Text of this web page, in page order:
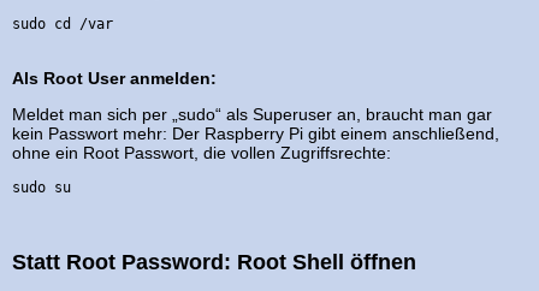
sudo cd /var
Als Root User anmelden:
Meldet man sich per „sudo“ als Superuser an, braucht man gar
kein Passwort mehr: Der Raspberry Pi gibt einem anschließend,
ohne ein Root Passwort, die vollen Zugriffsrechte:
sudo su
Statt Root Password: Root Shell öffnen